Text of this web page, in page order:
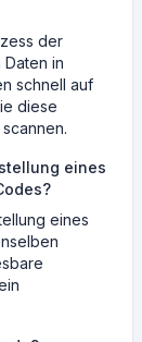
der
in
schnell auf
diese
eines
eines